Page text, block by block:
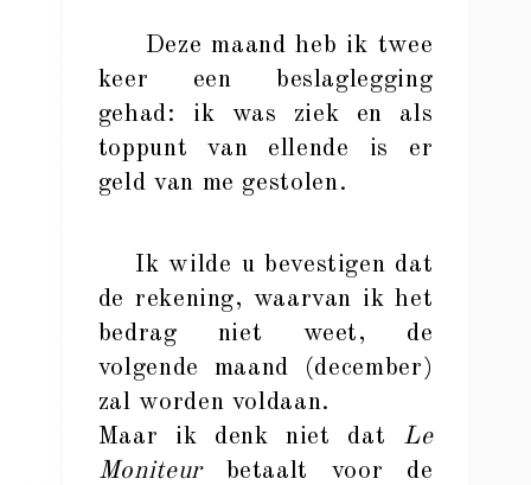
Deze maand heb ik twee
keer een beslaglegging
gehad: ik was ziek en als
toppunt van ellende is er
geld van me gestolen.
Ik wilde u bevestigen dat
de rekening, waarvan ik het
bedrag niet weet, de
volgende maand (december)
zal worden voldaan.
Maar ik denk niet dat Le
Moniteurbetaalt voor de